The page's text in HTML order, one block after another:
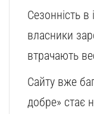
Сезонність в
власники
втрачають
Сайту вже
добре»